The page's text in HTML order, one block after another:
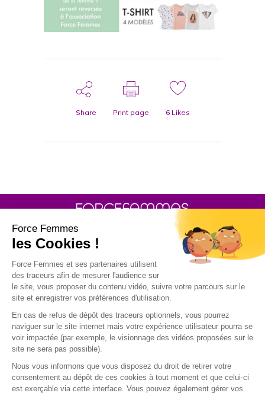
Share Print page 6Likes
30 rue Baron - 75017 PARIS